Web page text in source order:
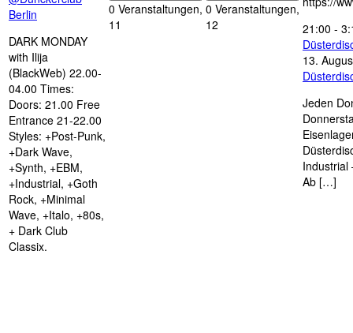
Berlin
DARK MONDAY
with Ilija
(BlackWeb) 22.00-
04.00 Times:
Doors: 21.00 Free
Entrance 21-22.00
Styles: +Post-Punk,
+Dark Wave,
+Synth, +EBM,
+Industrial, +Goth
Rock, +Minimal
Wave, +Italo, +80s,
+ Dark Club
Classix.
0 Veranstaltungen,
11
0 Veranstaltungen,
12
21:00 -
13.
Jeden
Industrial
Ab […]